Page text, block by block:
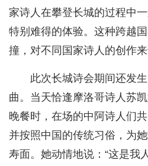
家诗人在攀登长城的过程中
特别难得的体验。这种跨越
撞，对不同国家诗人的创作
此次长城诗会期间还发
曲。当天恰逢摩洛哥诗人苏凯
晚餐时，在场的中阿诗人们
并按照中国的传统习俗，为
寿面。她动情地说：“这是我